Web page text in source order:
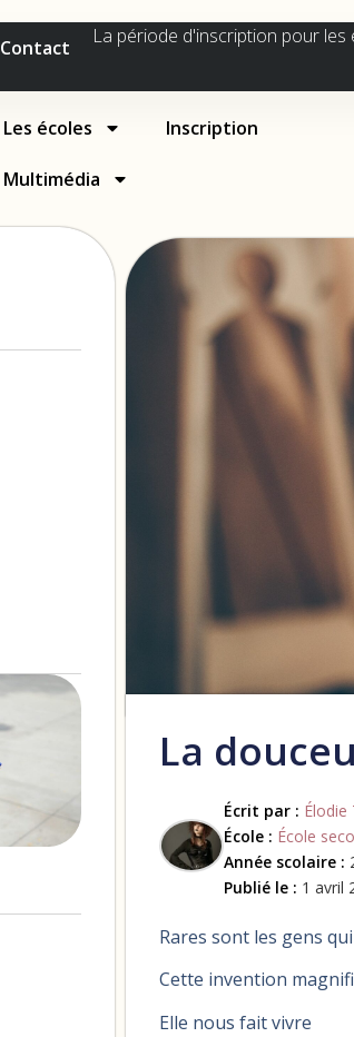
Contact La période d'inscription pour
Les écoles Inscription
Multimédia
La
Écrit par : Élodie
École : École
Année scolaire :
Publié le : 1 avril
Rares sont les gens
Cette invention
Elle nous fait vivre